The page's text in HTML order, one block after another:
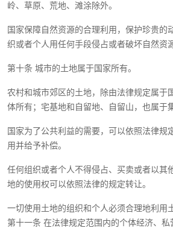
岭、草原、荒地、滩涂除外。
国家保障自然资源的合理利用，保护珍贵的
织或者个人用任何手段侵占或者破坏自然资源
第十条 城市的土地属于国家所有。
农村和城市郊区的土地，除由法律规定属于
体所有；宅基地和自留地、自留山，也属于
国家为了公共利益的需要，可以依照法律规
用并给予补偿。
任何组织或者个人不得侵占、买卖或者以其
地的使用权可以依照法律的规定转让。
一切使用土地的组织和个人必须合理地利用
第十一条 在法律规定范围内的个体经济、私